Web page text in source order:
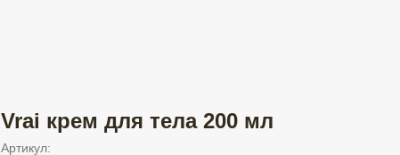
Vrai крем для тела 200 мл
Артикул: